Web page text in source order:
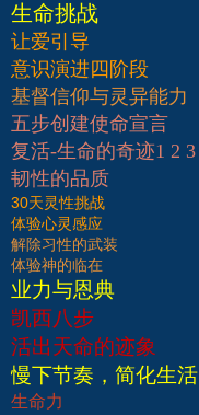
​生命挑战
让爱引导
意识演进四阶段
基督信仰与灵异能力
五步创建使命宣言
复活-生命的奇迹1 2 3
韧性的品质
30天灵性挑战
体验心灵感应
解除习性的武装
体验神的临在
业力与恩典
凯西八步
活出天命的迹象
慢下节奏，简化生活
生命力